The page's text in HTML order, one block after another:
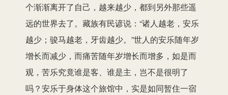
个渐渐离开了自己，越来越少，都到另外那些遥
远的世界去了。藏族有民谚说：“诸人越老，安乐
越少；骏马越老，牙齿越少。”世人的安乐随年岁
增长而减少，而痛苦随年岁增长而增多，如是而
观，苦乐究竟谁是客、谁是主，岂不是很明了
吗？安乐于身体这个旅馆中，实是如同暂住一宿